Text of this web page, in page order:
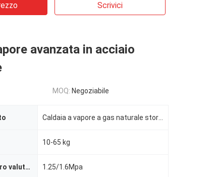
Scrivici
avanzata in acciaio
MOQ: Negoziabile
10-65 kg
Pressione di lavoro valutata 1.25/1.6Mpa